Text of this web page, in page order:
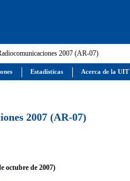
2007 (AR-07)
2007 (AR-07)
octubre de 2007)
Estadísticas Acerca de la UIT